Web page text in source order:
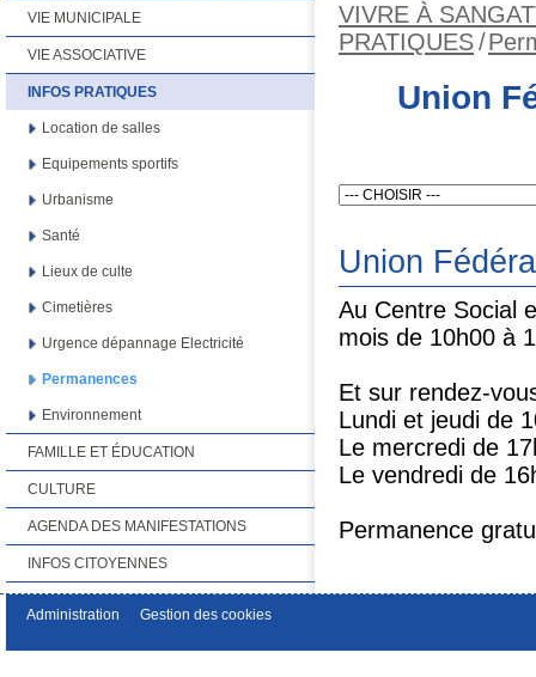
VIVRE À
PRATIQUES/
Union
Union
Au Centre Social
mois de 10h00 à
Et sur rendez-
Lundi et jeudi de
Le mercredi de
Le vendredi de
Permanence
VIE MUNICIPALE
VIE ASSOCIATIVE
INFOS PRATIQUES
Location de salles
Equipements sportifs
Urbanisme
Santé
Lieux de culte
Cimetières
Urgence dépannage Electricité
Permanences
Environnement
FAMILLE ET ÉDUCATION
CULTURE
AGENDA DES MANIFESTATIONS
INFOS CITOYENNES
Administration Gestion des cookies